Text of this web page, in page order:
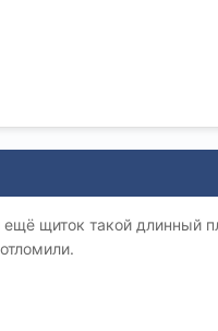
щиток такой